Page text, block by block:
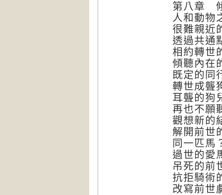
第八章
人和動物
很難親近
透過共通
相約轉世
傾聽內在
既定的同
轉世成聾
耳聾的狗
再也不願
觀想新的
解開前世
同一匹馬
過世的愛
吊死的前
抗拒騎術
改寫前世